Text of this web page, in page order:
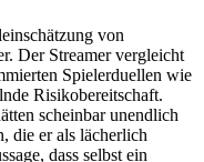
von
Der Streamer vergleicht
Spielerduellen wie
Risikobereitschaft.
scheinbar unendlich
die er als lächerlich
dass selbst ein